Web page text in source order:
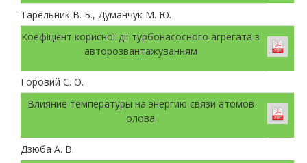
Тарельник В. Б., Думанчук М. Ю.
Коефіцієнт корисної дії турбонасосного агрегата з
авторозвантажуванням
Горовий С. О.
Влияние температуры на энергию связи атомов
олова
Дзюба А. В.